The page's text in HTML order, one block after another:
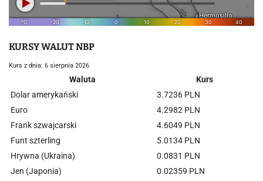
KURSY WALUT NBP
Kurs z dnia: 6 sierpnia 2026
Waluta
Kurs
Dolar amerykański
3.7236 PLN
Euro
4.2982 PLN
Frank szwajcarski
4.6049 PLN
Funt szterling
5.0134 PLN
Hrywna (Ukraina)
0.0831 PLN
Jen (Japonia)
0.02359 PLN